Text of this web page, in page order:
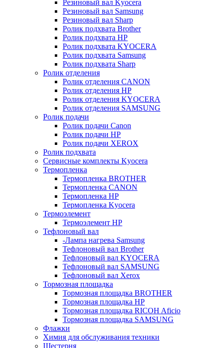
Резиновый вал Kyocera
Резиновый вал Samsung
Резиновый вал Sharp
Ролик подхвата Brother
Ролик подхвата HP
Ролик подхвата KYOCERA
Ролик подхвата Samsung
Ролик подхвата Sharp
Ролик отделения
Ролик отделения CANON
Ролик отделения HP
Ролик отделения KYOCERA
Ролик отделения SAMSUNG
Ролик подачи
Ролик подачи Canon
Ролик подачи HP
Ролик подачи XEROX
Ролик подхвата
Сервисные комплекты Kyocera
Термопленка
Термопленка BROTHER
Термопленка CANON
Термопленка HP
Термопленка Kyocera
Термоэлемент
Термоэлемент НР
Тефлоновый вал
-Лампа нагрева Samsung
Тефлоновый вал Brother
Тефлоновый вал KYOCERA
Тефлоновый вал SAMSUNG
Тефлоновый вал Xerox
Тормозная площадка
Тормозная площадка BROTHER
Тормозная площадка HP
Тормозная площадка RICOH Aficio
Тормозная площадка SAMSUNG
Флажки
Химия для обслуживания техники
Шестерня